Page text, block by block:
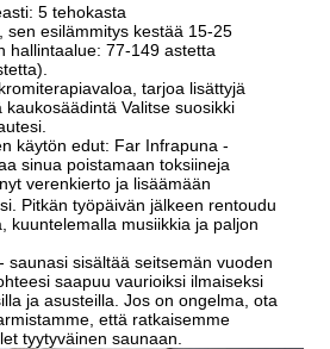
5 tehokasta
sen esilämmitys kestää 15-25
hallintaalue: 77-149 astetta
tarjoa lisättyjä
Valitse suosikki
käytön edut: Far Infrapuna -
sinua poistamaan toksiineja
verenkierto ja lisäämään
Pitkän työpäivän jälkeen rentoudu
kuuntelemalla musiikkia ja paljon
saunasi sisältää seitsemän vuoden
saapuu vaurioiksi ilmaiseksi
ja asusteilla. Jos on ongelma, ota
että ratkaisemme
tyytyväinen saunaan.